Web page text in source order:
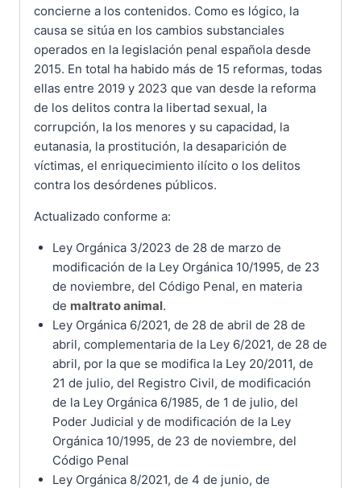
concierne a los contenidos. Como es lógico, la
causa se sitúa en los cambios substanciales
operados en la legislación penal española desde
2015. En total ha habido más de 15 reformas, todas
ellas entre 2019 y 2023 que van desde la reforma
de los delitos contra la libertad sexual, la
corrupción, la los menores y su capacidad, la
eutanasia, la prostitución, la desaparición de
víctimas, el enriquecimiento ilícito o los delitos
contra los desórdenes públicos.
Actualizado conforme a:
Ley Orgánica 3/2023 de 28 de marzo de
modificación de la Ley Orgánica 10/1995, de 23
de noviembre, del Código Penal, en materia
de maltrato animal.
Ley Orgánica 6/2021, de 28 de abril de 28 de
abril, complementaria de la Ley 6/2021, de 28 de
abril, por la que se modifica la Ley 20/2011, de
21 de julio, del Registro Civil, de modificación
de la Ley Orgánica 6/1985, de 1 de julio, del
Poder Judicial y de modificación de la Ley
Orgánica 10/1995, de 23 de noviembre, del
Código Penal
Ley Orgánica 8/2021, de 4 de junio, de